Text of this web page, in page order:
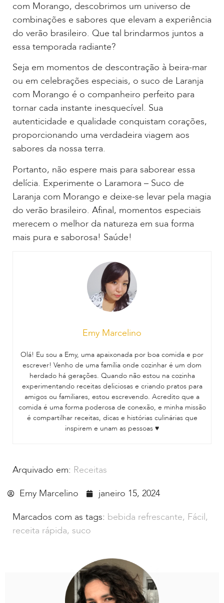
com Morango, descobrimos um universo de
combinações e sabores que elevam a experiência
do verão brasileiro. Que tal brindarmos juntos a
essa temporada radiante?
Seja em momentos de descontração à beira-mar
ou em celebrações especiais, o suco de Laranja
com Morango é o companheiro perfeito para
tornar cada instante inesquecível. Sua
autenticidade e qualidade conquistam corações,
proporcionando uma verdadeira viagem aos
sabores da nossa terra.
Portanto, não espere mais para saborear essa
delícia. Experimente o Laramora – Suco de
Laranja com Morango e deixe-se levar pela magia
do verão brasileiro. Afinal, momentos especiais
merecem o melhor da natureza em sua forma
mais pura e saborosa! Saúde!
Emy Marcelino
Olá! Eu sou a Emy, uma apaixonada por boa comida e por
escrever! Venho de uma família onde cozinhar é um dom
herdado há gerações. Quando não estou na cozinha
experimentando receitas deliciosas e criando pratos para
amigos ou familiares, estou escrevendo. Acredito que a
comida é uma forma poderosa de conexão, e minha missão
é compartilhar receitas, dicas e histórias culinárias que
inspirem e unam as pessoas ♥
Arquivado em: Receitas
Emy Marcelino
janeiro 15, 2024
Marcados com as tags: bebida refrescante, Fácil,
receita rápida, suco